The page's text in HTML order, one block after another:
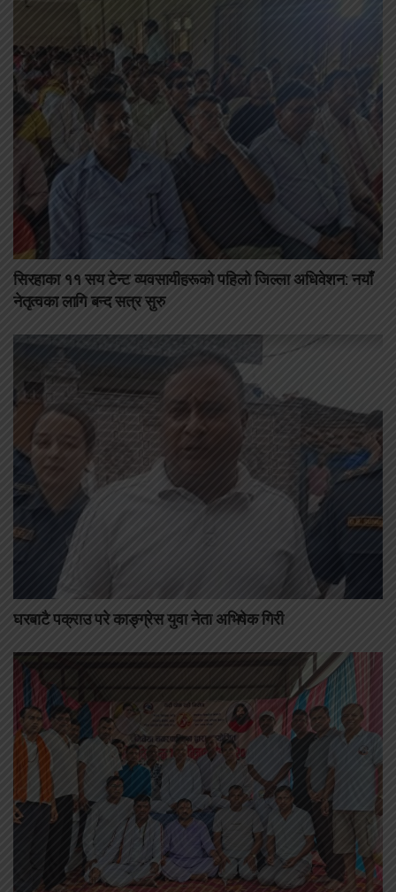
सिरहाका ११ सय टेन्ट व्यवसायीहरूको पहिलो जिल्ला अधिवेशन: नयाँ
नेतृत्वका लागि बन्द सत्र सुरु
घरबाटै पक्राउ परे काङ्ग्रेस युवा नेता अभिषेक गिरी